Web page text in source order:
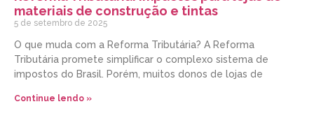
materiais de construção e tintas
5 de setembro de 2025
O que muda com a Reforma Tributária? A Reforma
Tributária promete simplificar o complexo sistema de
impostos do Brasil. Porém, muitos donos de lojas de
Continue lendo »